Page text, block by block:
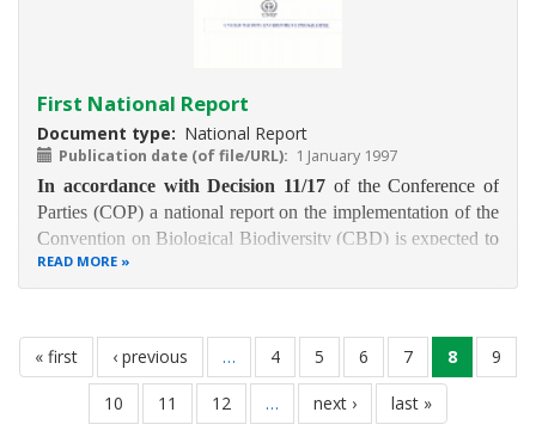
First National Report
Document type National Report
Publication date (of file/URL)
1 January 1997
In accordance with Decision 11/17 of the Conference of
Parties (COP) a national report on the implementation of the
Convention on Biological Biodiversity (CBD) is expected to
be written and made available to the Secretariat of the
Convention and other parties desirous to benefit from the
READ MORE
Pagination
first
page
« first
previous
page
‹ previous … page
4 page
5 page
6 page
7
current
page
8 page
9
page
10 page
11 page
12 …
next
page
next ›
last
page
last »